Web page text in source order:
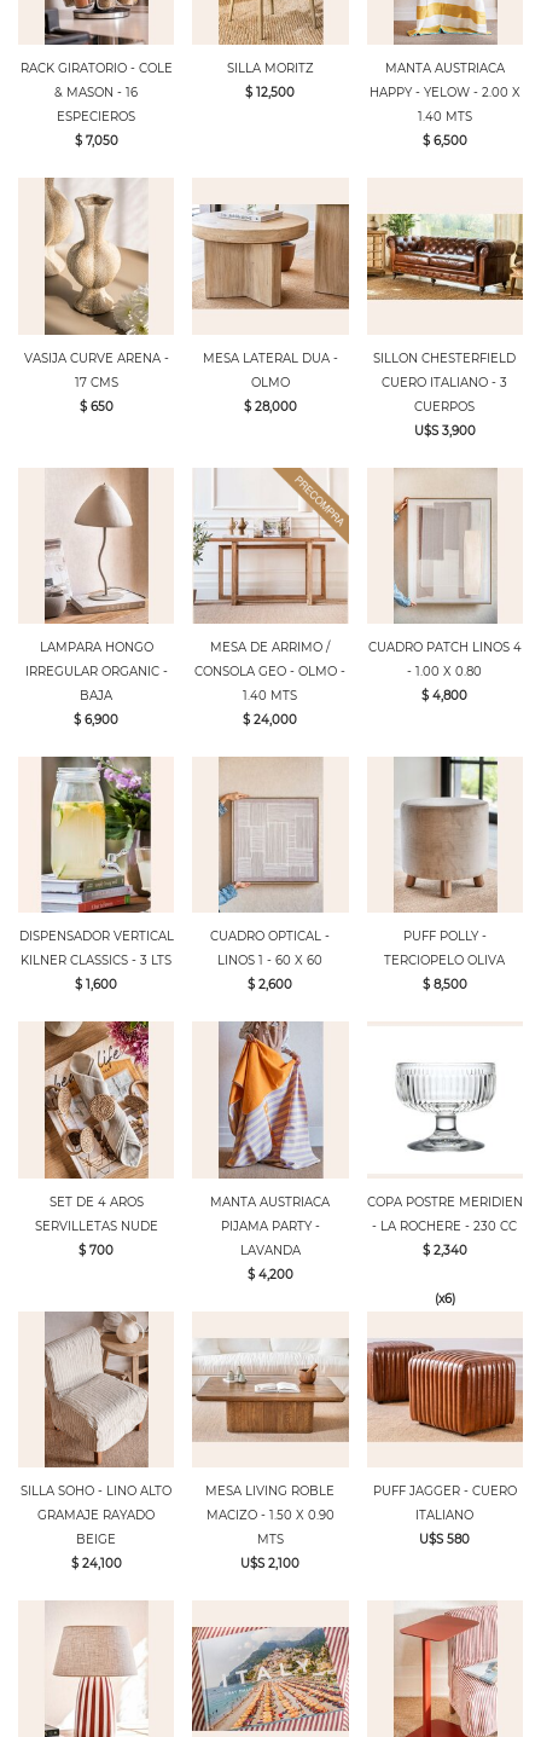
RACK GIRATORIO - COLE
& MASON - 16
ESPECIEROS
$ 7,050
SILLA MORITZ
$ 12,500
MANTA AUSTRIACA
HAPPY - YELOW - 2.00 X
1.40 MTS
$ 6,500
VASIJA CURVE ARENA -
17 CMS
$ 650
MESA LATERAL DUA -
OLMO
$ 28,000
SILLON CHESTERFIELD
CUERO ITALIANO - 3
CUERPOS
U$S 3,900
LAMPARA HONGO
IRREGULAR ORGANIC -
BAJA
$ 6,900
MESA DE ARRIMO /
CONSOLA GEO - OLMO -
1.40 MTS
$ 24,000
CUADRO PATCH LINOS 4
- 1.00 X 0.80
$ 4,800
DISPENSADOR VERTICAL
KILNER CLASSICS - 3 LTS
$ 1,600
CUADRO OPTICAL -
LINOS 1 - 60 X 60
$ 2,600
PUFF POLLY -
TERCIOPELO OLIVA
$ 8,500
SET DE 4 AROS
SERVILLETAS NUDE
$ 700
MANTA AUSTRIACA
PIJAMA PARTY -
LAVANDA
$ 4,200
COPA POSTRE MERIDIEN
- LA ROCHERE - 230 CC
$ 2,340
(x6)
SILLA SOHO - LINO ALTO
GRAMAJE RAYADO
BEIGE
$ 24,100
MESA LIVING ROBLE
MACIZO - 1.50 X 0.90
MTS
U$S 2,100
PUFF JAGGER - CUERO
ITALIANO
U$S 580